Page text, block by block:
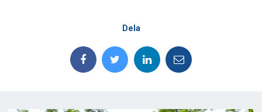
Dela